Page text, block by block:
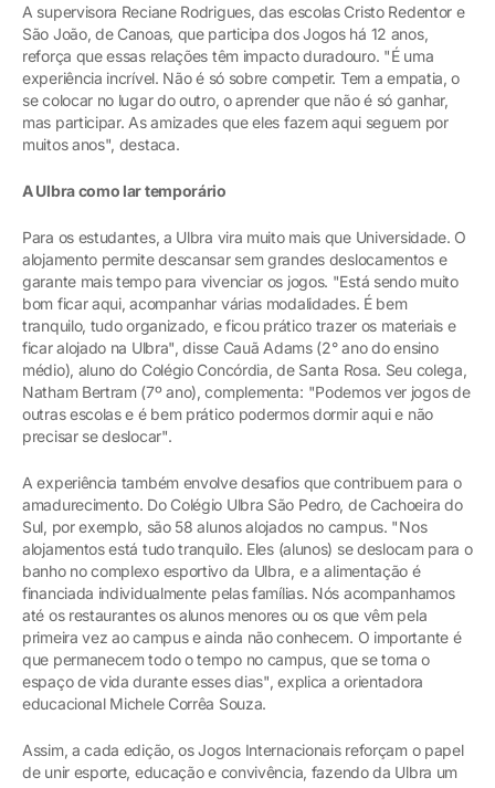
A supervisora Reciane Rodrigues, das escolas Cristo Redentor e
São João, de Canoas, que participa dos Jogos há 12 anos,
reforça que essas relações têm impacto duradouro. "É uma
experiência incrível. Não é só sobre competir. Tem a empatia, o
se colocar no lugar do outro, o aprender que não é só ganhar,
mas participar. As amizades que eles fazem aqui seguem por
muitos anos", destaca.
A Ulbra como lar temporário
Para os estudantes, a Ulbra vira muito mais que Universidade. O
alojamento permite descansar sem grandes deslocamentos e
garante mais tempo para vivenciar os jogos. "Está sendo muito
bom ficar aqui, acompanhar várias modalidades. É bem
tranquilo, tudo organizado, e ficou prático trazer os materiais e
ficar alojado na Ulbra", disse Cauã Adams (2° ano do ensino
médio), aluno do Colégio Concórdia, de Santa Rosa. Seu colega,
Natham Bertram (7º ano), complementa: "Podemos ver jogos de
outras escolas e é bem prático podermos dormir aqui e não
precisar se deslocar".
A experiência também envolve desafios que contribuem para o
amadurecimento. Do Colégio Ulbra São Pedro, de Cachoeira do
Sul, por exemplo, são 58 alunos alojados no campus. "Nos
alojamentos está tudo tranquilo. Eles (alunos) se deslocam para o
banho no complexo esportivo da Ulbra, e a alimentação é
financiada individualmente pelas famílias. Nós acompanhamos
até os restaurantes os alunos menores ou os que vêm pela
primeira vez ao campus e ainda não conhecem. O importante é
que permanecem todo o tempo no campus, que se torna o
espaço de vida durante esses dias", explica a orientadora
educacional Michele Corrêa Souza.
Assim, a cada edição, os Jogos Internacionais reforçam o papel
de unir esporte, educação e convivência, fazendo da Ulbra um